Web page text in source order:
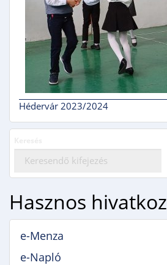
Hédervár 2023/2024
Hasznos
e-Menza
e-Napló